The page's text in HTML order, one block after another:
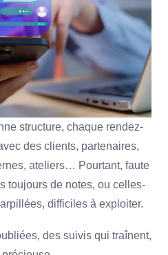
structure, chaque rendez-
des clients, partenaires,
ateliers… Pourtant, faute
toujours de notes, ou celles-
difficiles à exploiter.
des suivis qui traînent,